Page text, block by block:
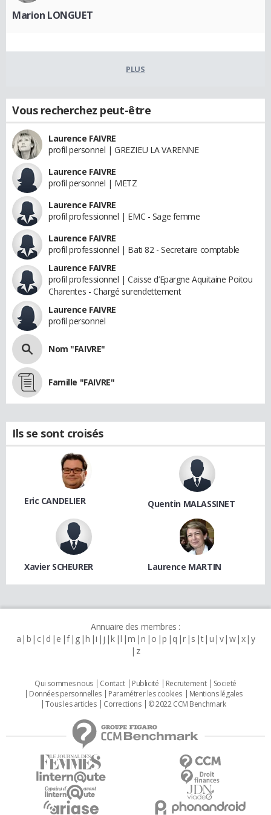
Marion LONGUET
PLUS
Vous recherchez peut-être
Laurence FAIVRE
profil personnel | GREZIEU LA VARENNE
Laurence FAIVRE
profil personnel | METZ
Laurence FAIVRE
profil professionnel | EMC - Sage femme
Laurence FAIVRE
profil professionnel | Bati 82 - Secretaire comptable
Laurence FAIVRE
profil professionnel | Caisse d’Epargne Aquitaine Poitou
Charentes - Chargé surendettement
Laurence FAIVRE
profil personnel
Nom "FAIVRE"
Famille "FAIVRE"
Ils se sont croisés
Eric CANDELIER Quentin MALASSINET
Xavier SCHEURER Laurence MARTIN
Annuaire des membres :
a b c d e f g h i j k l m n o p q r s t u v w x y
z
Qui sommes nous Contact Publicité Recrutement
Societé
Données personnelles
Paramétrer les cookies
Mentions légales
Tous les articles
Corrections © 2022 CCM Benchmark